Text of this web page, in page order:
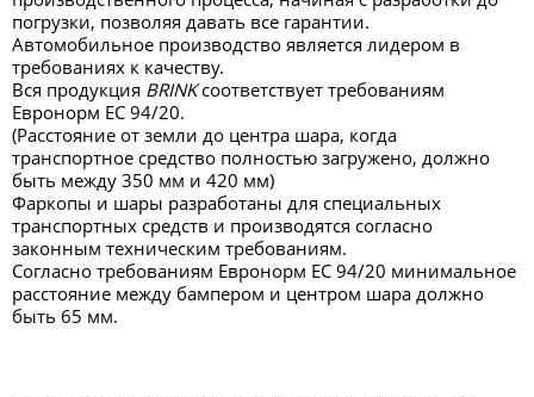
погрузки, позволяя давать все гарантии.
Автомобильное производство является лидером в
требованиях к качеству.
Вся продукция BRINKсоответствует требованиям
Евронорм ЕС 94/20.
(Расстояние от земли до центра шара, когда
транспортное средство полностью загружено, должно
быть между 350 мм и 420 мм)
Фаркопы и шары разработаны для специальных
транспортных средств и производятся согласно
законным техническим требованиям.
Согласно требованиям Евронорм ЕС 94/20 минимальное
расстояние между бампером и центром шара должно
быть 65 мм.